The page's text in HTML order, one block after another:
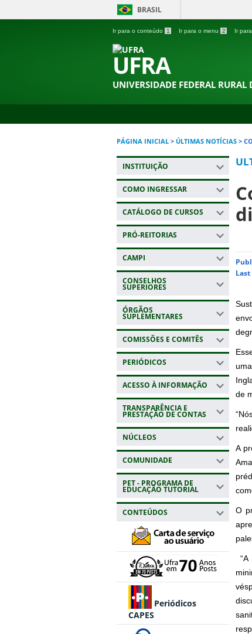
BRASIL
Ir para o conteúdo 1 Ir para o menu 2 Ir
UFRA
UNIVERSIDADE FEDERAL
PÁGINA INICIAL > ÚLTIMAS NOTÍCIAS >
INSTITUIÇÃO
COMO INGRESSAR
CATÁLOGO DE CURSOS
PRÓ-REITORIAS
CAMPI
CONSELHOS
SUPERIORES
ÓRGÃOS
SUPLEMENTARES
COMISSÕES E COMITÊS
PERIÓDICOS
ACESSO À INFORMAÇÃO
TRANSPARÊNCIA E
PRESTAÇÃO DE CONTAS
NÚCLEOS
COMUNIDADE
PET - PROGRAMA DE
EDUCAÇÃO TUTORIAL
CONTEÚDOS
Periódicos
CAPES
Last
de
A
O